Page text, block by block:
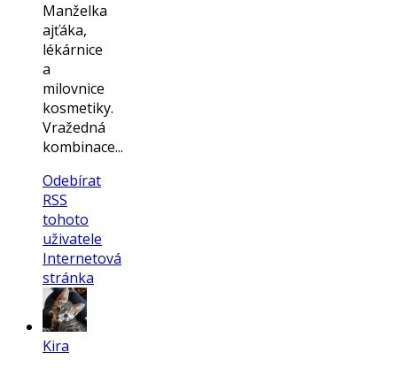
Manželka
ajťáka,
lékárnice
a
milovnice
kosmetiky.
Vražedná
kombinace...
Odebírat
RSS
tohoto
uživatele
Internetová
stránka
Kira